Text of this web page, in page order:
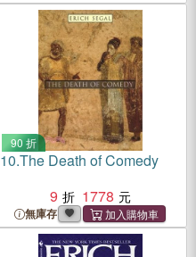
90 折
10.The Death of Comedy
9
1778
無庫存